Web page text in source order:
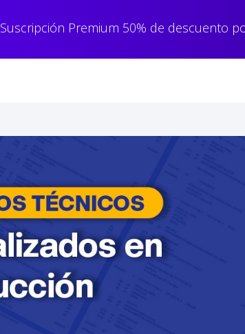
Suscripción Premium 50% de descuento